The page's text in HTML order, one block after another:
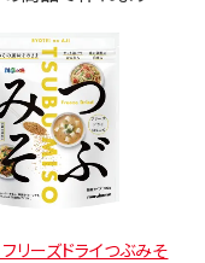
リーズドライつぶみそ